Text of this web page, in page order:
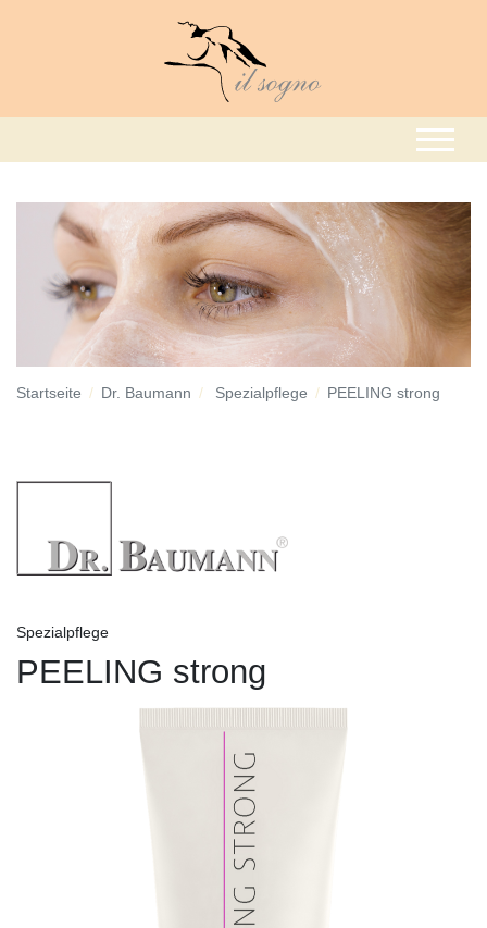
Startseite Dr. Baumann Spezialpflege PEELING strong
Spezialpflege
PEELING strong